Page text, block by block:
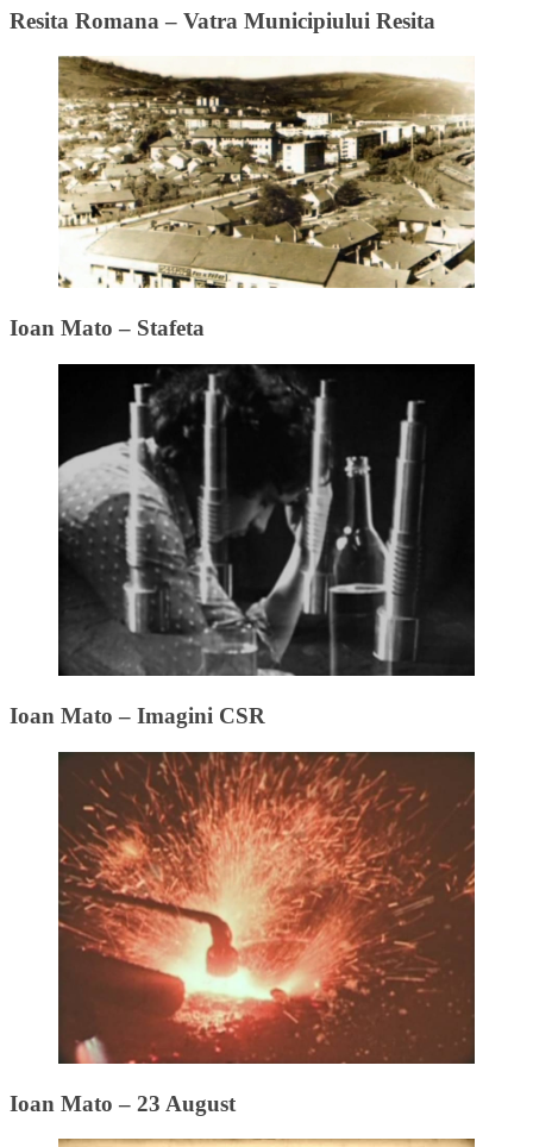
Resita Romana – Vatra Municipiului Resita
Ioan Mato – Stafeta
Ioan Mato – Imagini CSR
Ioan Mato – 23 August